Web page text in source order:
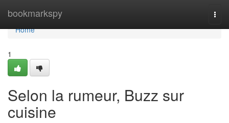
bookmarkspy
Home
Home
1
Selon la rumeur, Buzz sur
cuisine